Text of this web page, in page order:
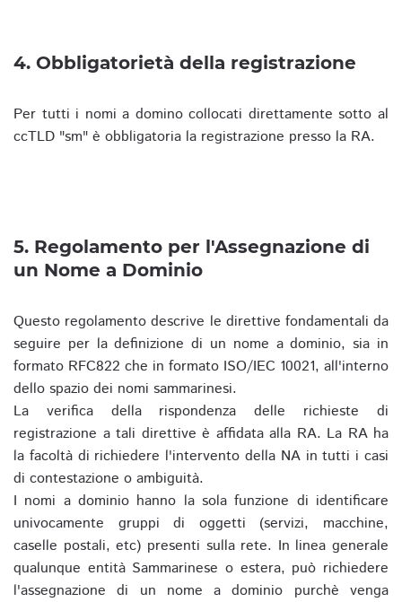
4. Obbligatorietà della registrazione
Per tutti i nomi a domino collocati direttamente sotto al
ccTLD "sm" è obbligatoria la registrazione presso la RA.
5. Regolamento per l'Assegnazione di
un Nome a Dominio
Questo regolamento descrive le direttive fondamentali da
seguire per la definizione di un nome a dominio, sia in
formato RFC822 che in formato ISO/IEC 10021, all'interno
dello spazio dei nomi sammarinesi.
La verifica della rispondenza delle richieste di
registrazione a tali direttive è affidata alla RA. La RA ha
la facoltà di richiedere l'intervento della NA in tutti i casi
di contestazione o ambiguità.
I nomi a dominio hanno la sola funzione di identificare
univocamente gruppi di oggetti (servizi, macchine,
caselle postali, etc) presenti sulla rete. In linea generale
qualunque entità Sammarinese o estera, può richiedere
l'assegnazione di un nome a dominio purchè venga